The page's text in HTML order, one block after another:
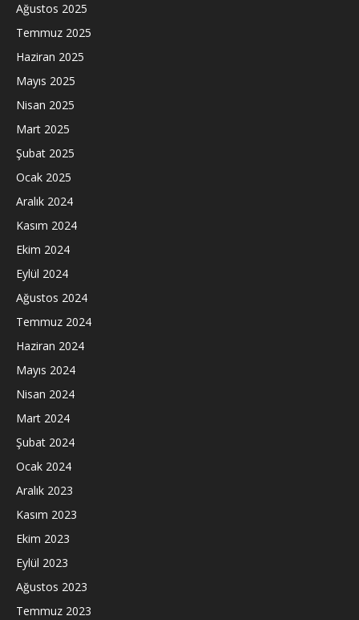
Ağustos 2025
Temmuz 2025
Haziran 2025
Mayıs 2025
Nisan 2025
Mart 2025
Şubat 2025
Ocak 2025
Aralık 2024
Kasım 2024
Ekim 2024
Eylül 2024
Ağustos 2024
Temmuz 2024
Haziran 2024
Mayıs 2024
Nisan 2024
Mart 2024
Şubat 2024
Ocak 2024
Aralık 2023
Kasım 2023
Ekim 2023
Eylül 2023
Ağustos 2023
Temmuz 2023